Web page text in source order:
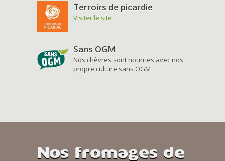
Terroirs de picardie
Visiter le site
Sans OGM
Nos chèvres sont nourries avec nos
propre culture sans OGM
Nos fromages de